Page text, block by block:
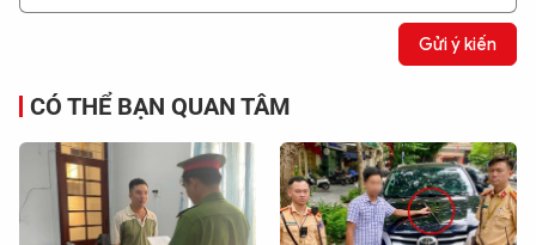
Gửi ý kiến
CÓ THỂ BẠN QUAN TÂM